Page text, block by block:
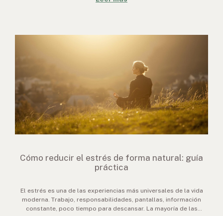
Cómo reducir el estrés de forma natural: guía
práctica
El estrés es una de las experiencias más universales de la vida
moderna. Trabajo, responsabilidades, pantallas, información
constante, poco tiempo para descansar. La mayoría de las